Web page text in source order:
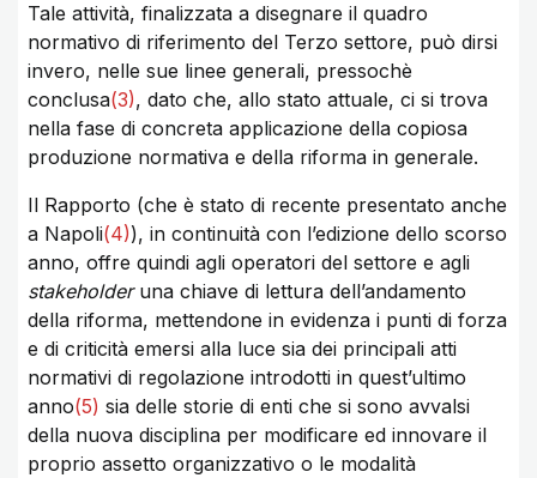
Tale attività, finalizzata a disegnare il quadro
normativo di riferimento del Terzo settore, può dirsi
invero, nelle sue linee generali, pressochè
conclusa(3), dato che, allo stato attuale, ci si trova
nella fase di concreta applicazione della copiosa
produzione normativa e della riforma in generale.
Il Rapporto (che è stato di recente presentato anche
a Napoli(4)), in continuità con l’edizione dello scorso
anno, offre quindi agli operatori del settore e agli
stakeholder una chiave di lettura dell’andamento
della riforma, mettendone in evidenza i punti di forza
e di criticità emersi alla luce sia dei principali atti
normativi di regolazione introdotti in quest’ultimo
anno(5) sia delle storie di enti che si sono avvalsi
della nuova disciplina per modificare ed innovare il
proprio assetto organizzativo o le modalità